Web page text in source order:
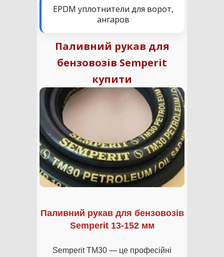
EPDM уплотнители для ворот,
ангаров
Паливний рукав для
бензовозів Semperit
купити
Паливний рукав для бензовозів
Semperit 13-152 мм
Semperit TM30 — це професійні